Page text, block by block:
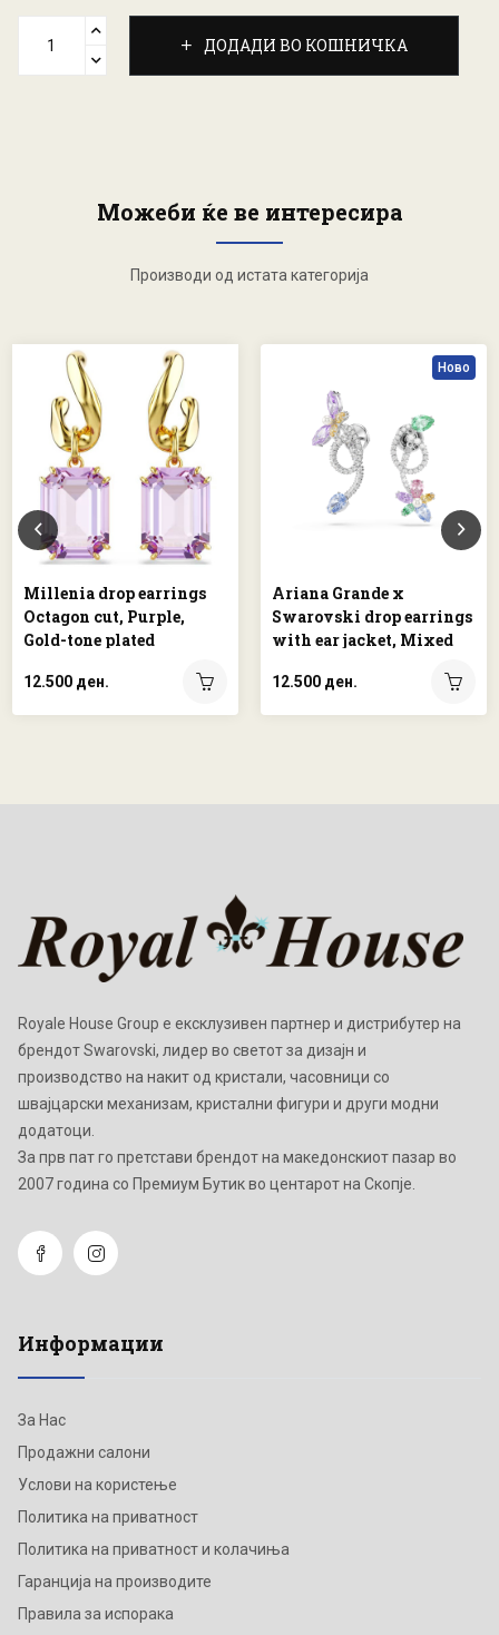
ДОДАДИ ВО КОШНИЧКА
Можеби ќе ве интересира
Производи од истата категорија
Millenia drop earrings
Octagon cut, Purple,
Gold-tone plated
12.500 ден.
Ново
Ariana Grande x
Swarovski drop earrings
with ear jacket, Mixed
Multicolored, Rhodium
plated
12.500 ден.
Royale House Group е ексклузивен партнер и дистрибутер на
брендот Swarovski, лидер во светот за дизајн и
производство на накит од кристали, часовници со
швајцарски механизам, кристални фигури и други модни
додатоци.
Зa прв пат го претстави брендот на македонскиот пазар во
2007 година со Премиум Бутик во центарот на Скопје.
Информации
За Нас
Продажни салони
Услови на користење
Политика на приватност
Политика на приватност и колачиња
Гаранција на производите
Правила за испорака